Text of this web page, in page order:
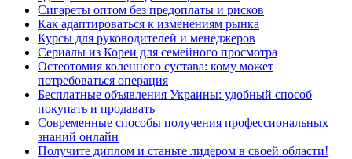
Сигареты оптом без предоплаты и рисков
Как адаптироваться к изменениям рынка
Курсы для руководителей и менеджеров
Сериалы из Кореи для семейного просмотра
Остеотомия коленного сустава: кому может
потребоваться операция
Бесплатные объявления Украины: удобный способ
покупать и продавать
Современные способы получения профессиональных
знаний онлайн
Получите диплом и станьте лидером в своей области!